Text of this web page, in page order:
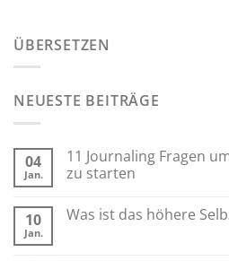
ÜBERSETZEN
NEUESTE BEITRÄGE
04
Jan.
11 Journaling Fragen
zu starten
10
Jan.
Was ist das höhere